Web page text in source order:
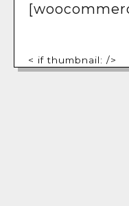
< if thumbnail: />